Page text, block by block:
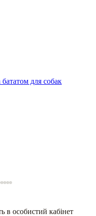
для собак
в особистий кабінет